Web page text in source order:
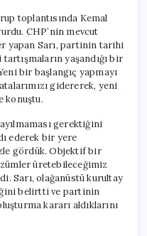
toplantısında Kemal
CHP’nin mevcut
yapan Sarı, partinin tarihi
yaşandığı bir
bir başlangıç yapmayı
gidererek, yeni
konuştu.
gerektiğini
ederek bir yere
gördük. Objektif bir
üretebileceğimiz
Sarı, olağanüstü kurultay
belirtti ve partinin
kararı aldıklarını